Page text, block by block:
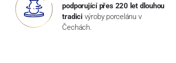
podporující přes 220 let dlouhou
tradici výroby porcelánu v
Čechách.